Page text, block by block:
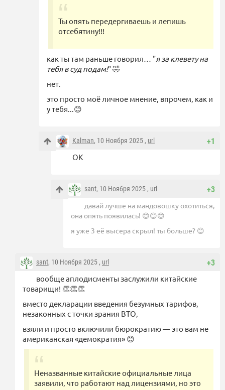
Ты опять передергиваешь и лепишь
отсебятину!!!
как ты там раньше говорил… "я за клевету на
тебя в суд подам!" 🤣
нет.
это просто моё личное мнение, впрочем, как и
у тебя...😊
+1
Kalman, 10 Ноября 2025 , url
ОК
+3
sant, 10 Ноября 2025 , url
давай лучше на мандовошку охотиться,
она опять появилась! 😊😊😊
я уже 3 её высера скрыл! ты больше? 😊
+3
sant, 10 Ноября 2025 , url
вообще аплодисменты заслужили китайские
товарищи! 👏👏👏
вместо декларации введения безумных тарифов,
незаконных с точки зрания ВТО,
взяли и просто включили бюрократию — это вам не
американская «демократия» 😊
Неназванные китайские официальные лица
заявили, что работают над лицензиями, но это